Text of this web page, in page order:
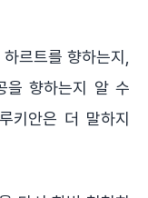
르트를 향하는지,
을 향하는지 알 수
키안은 더 말하지